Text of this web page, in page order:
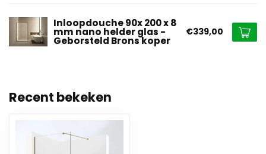
Inloopdouche 90x 200 x 8
mm nano helder glas -
Geborsteld Brons koper
€339,00
Recent bekeken